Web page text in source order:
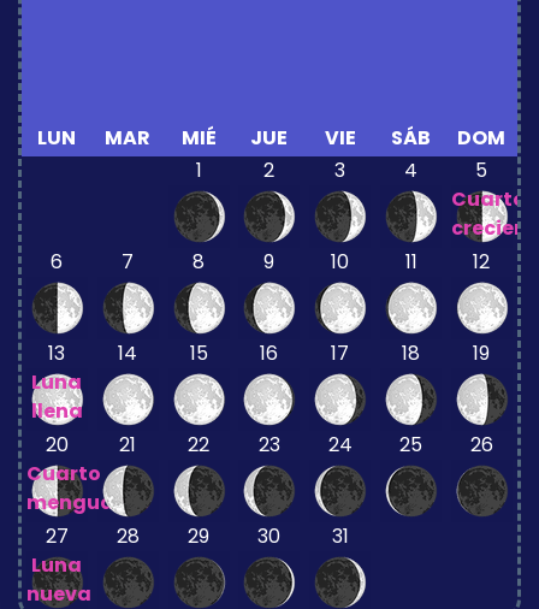
LUN MAR MIÉ JUE VIE SÁB
DOM
1
2 3 4
5
Cuarto
6
7 8 9 10 11 12
13
Luna
llena
14 15 16 17 18 19
20
Cuarto
menguante
21 22 23 24 25 26
27
Luna
nueva
28 29 30 31